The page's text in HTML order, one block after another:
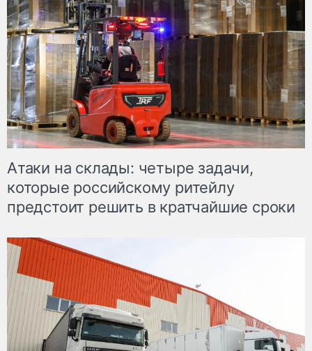
Атаки на склады: четыре задачи,
которые российскому ритейлу
предстоит решить в кратчайшие сроки